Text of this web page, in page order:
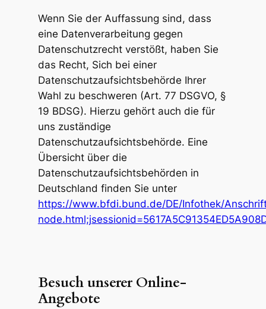
Wenn Sie der Auffassung sind, dass
eine Datenverarbeitung gegen
Datenschutzrecht verstößt, haben Sie
das Recht, Sich bei einer
Datenschutzaufsichtsbehörde Ihrer
Wahl zu beschweren (Art. 77 DSGVO, §
19 BDSG). Hierzu gehört auch die für
uns zuständige
Datenschutzaufsichtsbehörde. Eine
Übersicht über die
Datenschutzaufsichtsbehörden in
Deutschland finden Sie unter
https://www.bfdi.bund.de/DE/Infothek/
Besuch unserer Online-
Angebote